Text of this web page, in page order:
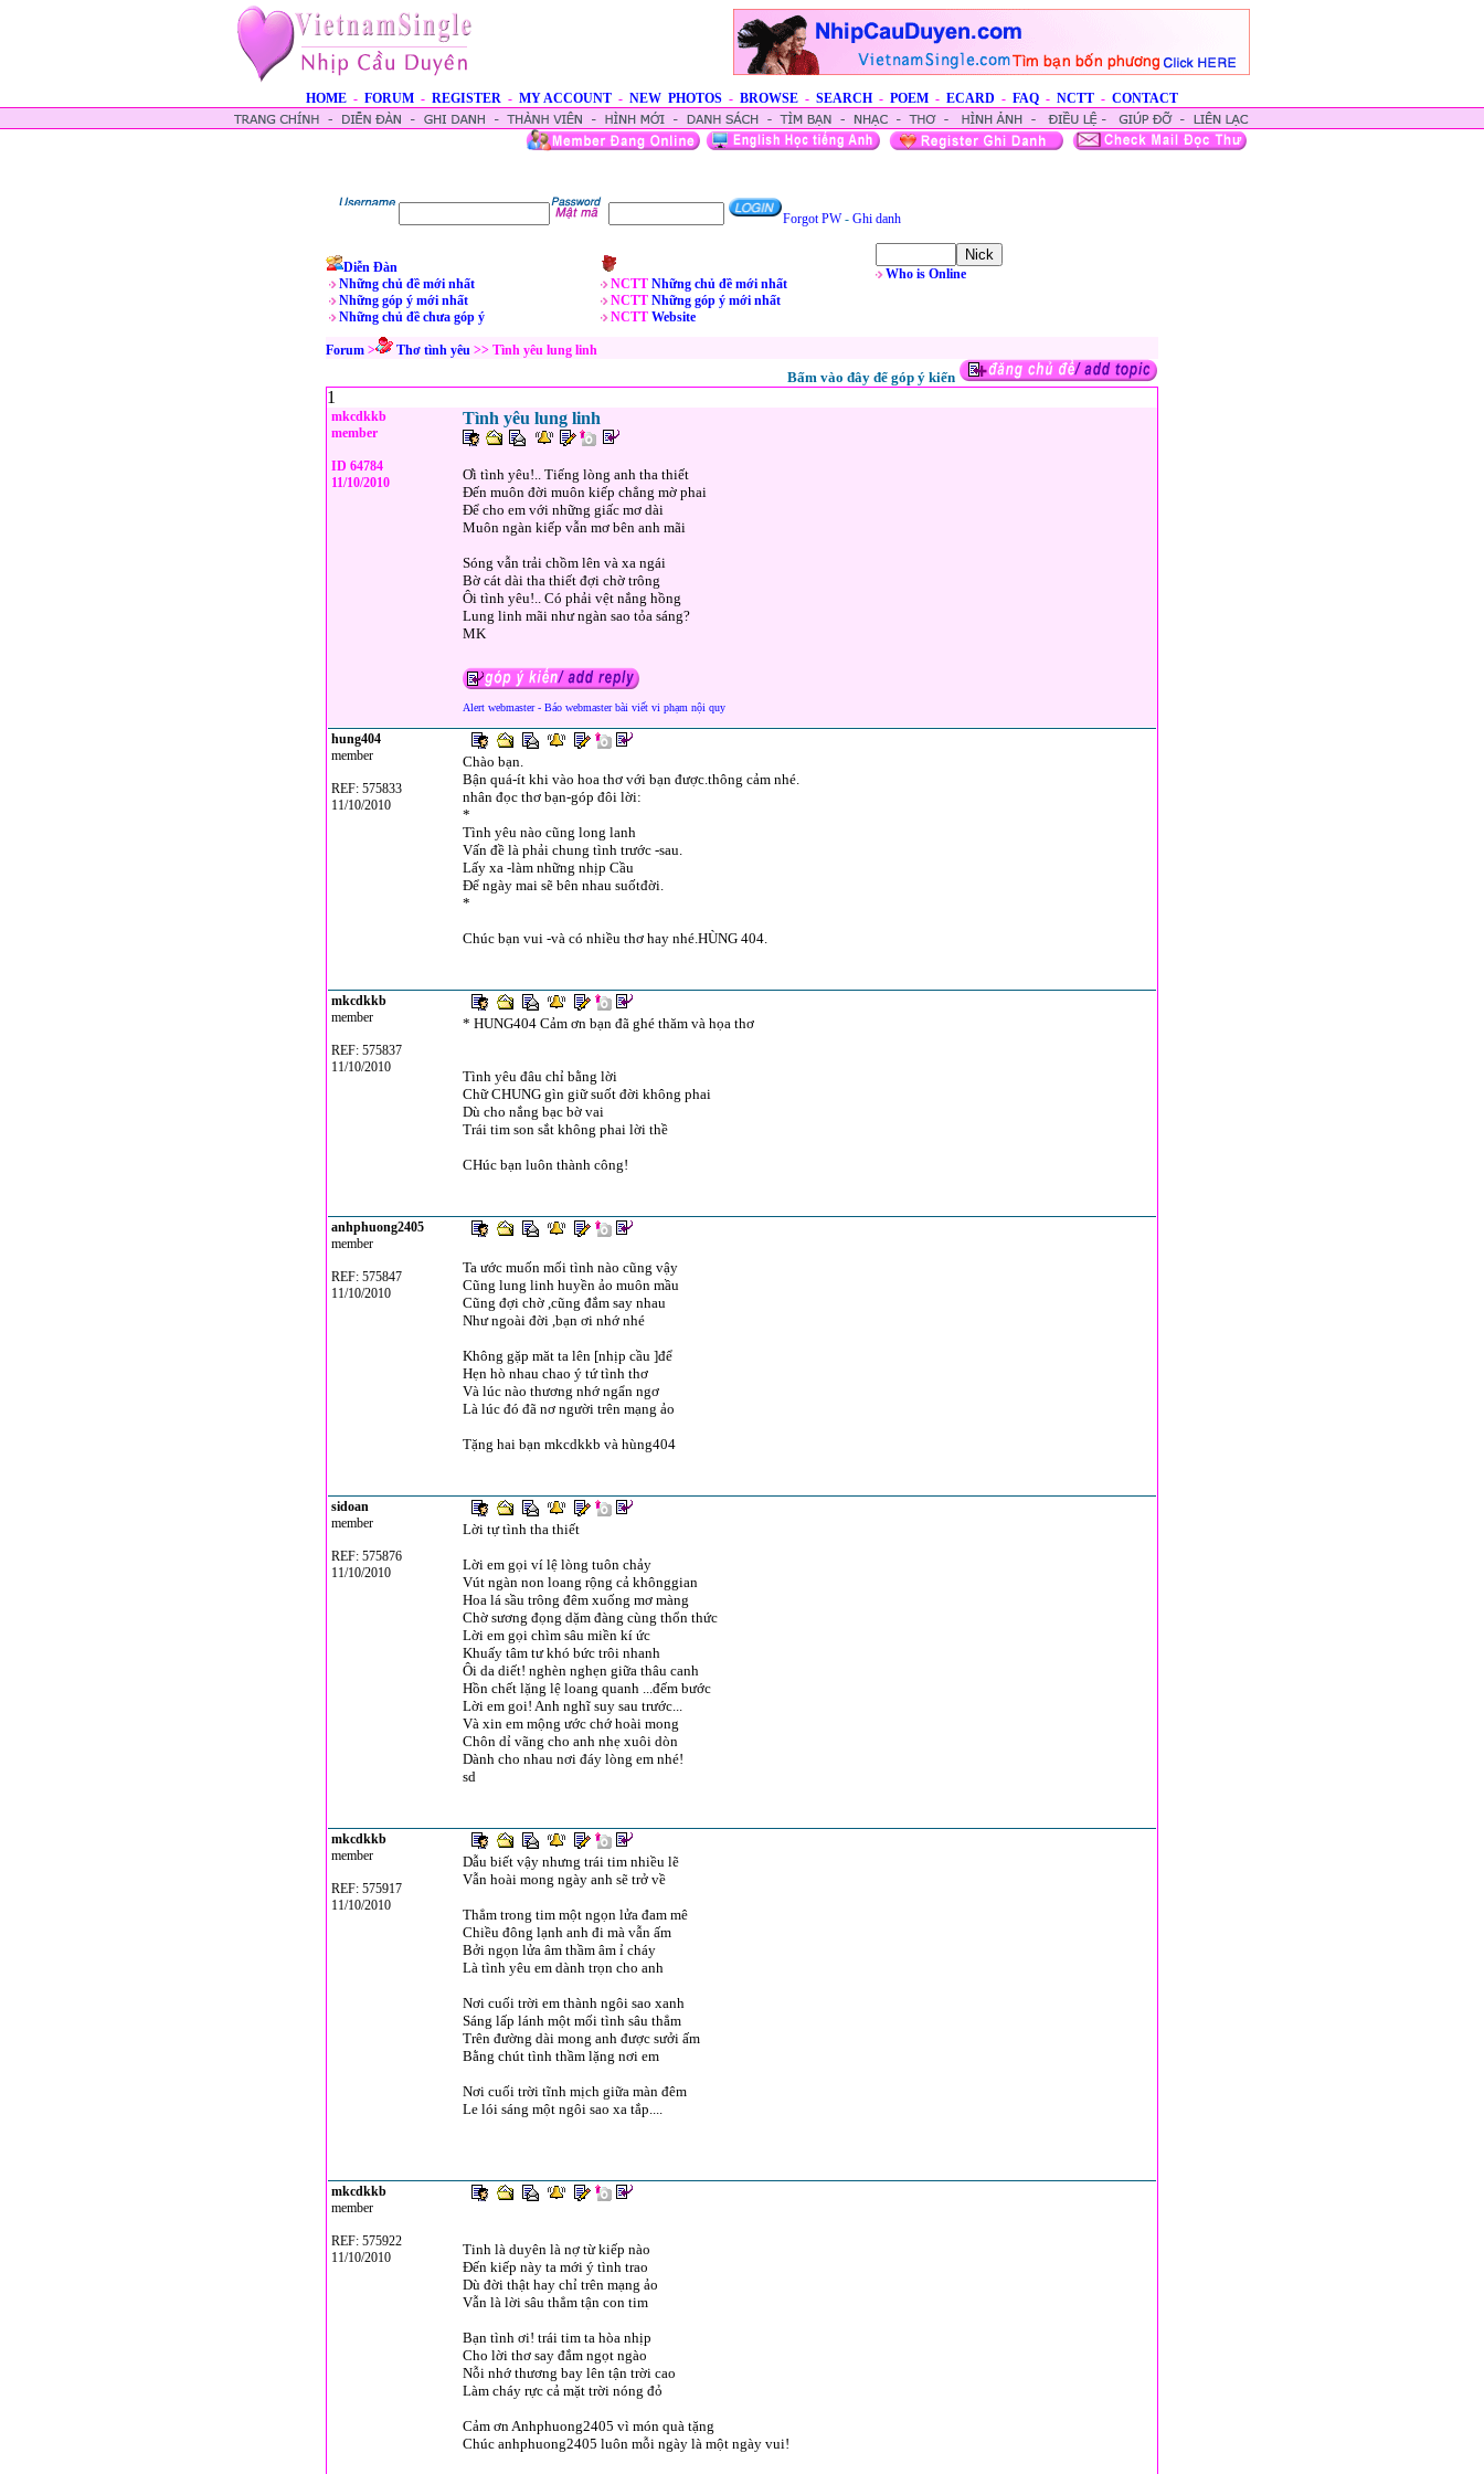
HOME - FORUM - REGISTER - MY ACCOUNT - NEW PHOTOS - BROWSE - SEARCH - POEM - ECARD - FAQ - NCTT - CONTACT
Forgot PW- Ghi danh
Diễn Đàn
Những chủ đề mới nhất
Những góp ý mới nhất
Những chủ đề chưa góp ý
NCTT Những chủ đề mới nhất
NCTT Những góp ý mới nhất
NCTT Website
Who is Online
Forum > Thơ tình yêu >> Tình yêu lung linh
Bấm vào đây để góp ý kiến
1
mkcdkkb
member
ID 64784
11/10/2010
Tình yêu lung linh
Ơi tình yêu!.. Tiếng lòng anh tha thiết
Đến muôn đời muôn kiếp chẳng mờ phai
Để cho em với những giấc mơ dài
Muôn ngàn kiếp vẫn mơ bên anh mãi
Sóng vẫn trải chồm lên và xa ngái
Bờ cát dài tha thiết đợi chờ trông
Ôi tình yêu!.. Có phải vệt nắng hồng
Lung linh mãi như ngàn sao tỏa sáng?
MK
Alert webmaster - Báo webmaster bài viết vi phạm nội quy
hung404
member
REF: 575833
11/10/2010
Chào bạn.
Bận quá-ít khi vào hoa thơ với bạn được.thông cảm nhé.
nhân đọc thơ bạn-góp đôi lời:
*
Tình yêu nào cũng long lanh
Vấn đề là phải chung tình trước -sau.
Lấy xa -làm những nhịp Cầu
Để ngày mai sẽ bên nhau suốtđời.
*
Chúc bạn vui -và có nhiều thơ hay nhé.HÙNG 404.
mkcdkkb
member
REF: 575837
11/10/2010
* HUNG404 Cảm ơn bạn đã ghé thăm và họa thơ
Tình yêu đâu chỉ bằng lời
Chữ CHUNG gìn giữ suốt đời không phai
Dù cho nắng bạc bờ vai
Trái tim son sắt không phai lời thề
CHúc bạn luôn thành công!
anhphuong2405
member
REF: 575847
11/10/2010
Ta ước muốn mối tình nào cũng vậy
Cũng lung linh huyền ảo muôn mầu
Cũng đợi chờ ,cũng đắm say nhau
Như ngoài đời ,bạn ơi nhớ nhé
Không gặp măt ta lên [nhịp cầu ]để
Hẹn hò nhau chao ý tứ tình thơ
Và lúc nào thương nhớ ngẩn ngơ
Là lúc đó đã nơ người trên mạng ảo
Tặng hai bạn mkcdkkb và hùng404
sidoan
member
REF: 575876
11/10/2010
Lời tự tình tha thiết
Lời em gọi ví lệ lòng tuôn chảy
Vút ngàn non loang rộng cả khônggian
Hoa lá sầu trông đêm xuống mơ màng
Chờ sương đọng dặm đàng cùng thổn thức
Lời em gọi chìm sâu miền kí ức
Khuấy tâm tư khó bức trôi nhanh
Ôi da diết! nghèn nghẹn giữa thâu canh
Hồn chết lặng lệ loang quanh ...đếm bước
Lời em goi! Anh nghĩ suy sau trước...
Và xin em mộng ước chớ hoài mong
Chôn dỉ vãng cho anh nhẹ xuôi dòn
Dành cho nhau nơi đáy lòng em nhé!
sd
mkcdkkb
member
REF: 575917
11/10/2010
Dẫu biết vậy nhưng trái tim nhiều lẽ
Vẫn hoài mong ngày anh sẽ trở về
Thẳm trong tim một ngọn lửa đam mê
Chiều đông lạnh anh đi mà vẫn ấm
Bởi ngọn lửa âm thầm âm ỉ cháy
Là tình yêu em dành trọn cho anh
Nơi cuối trời em thành ngôi sao xanh
Sáng lấp lánh một mối tình sâu thẳm
Trên đường dài mong anh được sưởi ấm
Bằng chút tình thầm lặng nơi em
Nơi cuối trời tĩnh mịch giữa màn đêm
Le lói sáng một ngôi sao xa tắp....
mkcdkkb
member
REF: 575922
11/10/2010
Tinh là duyên là nợ từ kiếp nào
Đến kiếp này ta mới ý tình trao
Dù đời thật hay chỉ trên mạng ảo
Vẫn là lời sâu thẳm tận con tim
Bạn tình ơi! trái tim ta hòa nhịp
Cho lời thơ say đắm ngọt ngào
Nỗi nhớ thương bay lên tận trời cao
Làm cháy rực cả mặt trời nóng đỏ
Cảm ơn Anhphuong2405 vì món quà tặng
Chúc anhphuong2405 luôn mỗi ngày là một ngày vui!